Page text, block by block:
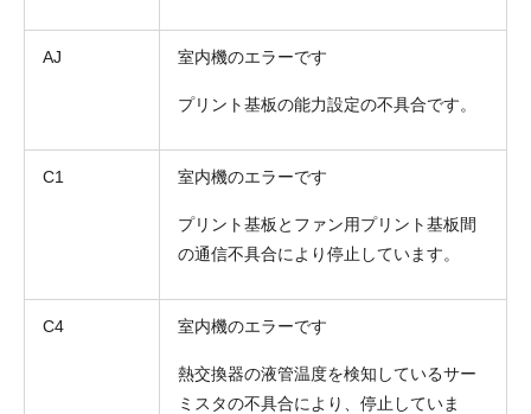
AJ 室内機のエラーです
プリント基板の能力設定の不具合です。
C1 室内機のエラーです
プリント基板とファン用プリント基板間
の通信不具合により停止しています。
C4 室内機のエラーです
熱交換器の液管温度を検知しているサー
ミスタの不具合により、停止していま